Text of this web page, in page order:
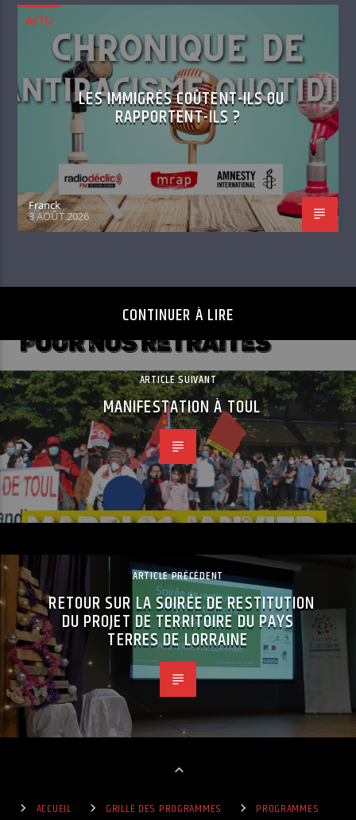
ACTU
LES IMMIGRÉS COÛTENT-ILS OU
RAPPORTENT-ILS ?
Franck
3 AOÛT 2026
CONTINUER À LIRE
ARTICLE SUIVANT
MANIFESTATION À TOUL
ARTICLE PRÉCÉDENT
RETOUR SUR LA SOIRÉE DE RESTITUTION
DU PROJET DE TERRITOIRE DU PAYS
TERRES DE LORRAINE
ACCUEIL GRILLE DES PROGRAMMES
PROGRAMMES